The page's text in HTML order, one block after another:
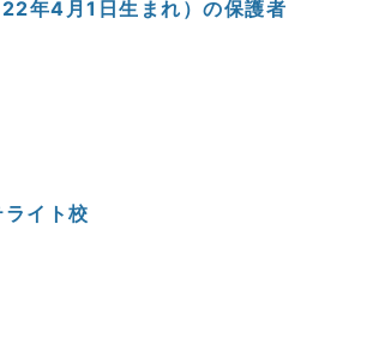
年4月1日生まれ）の保護者
イト校